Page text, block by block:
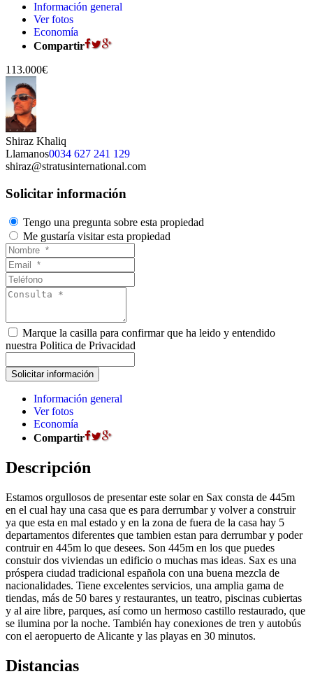
Información general
Ver fotos
Economía
Compartir
113.000€
Shiraz Khaliq
Llamanos0034 627 241 129
shiraz@stratusinternational.com
Solicitar información
Tengo una pregunta sobre esta propiedad
Me gustaría visitar esta propiedad
Marque la casilla para confirmar que ha leido y entendido
nuestra Politica de Privacidad
Información general
Ver fotos
Economía
Compartir
Descripción
Estamos orgullosos de presentar este solar en Sax consta de 445m
en el cual hay una casa que es para derrumbar y volver a construir
ya que esta en mal estado y en la zona de fuera de la casa hay 5
departamentos diferentes que tambien estan para derrumbar y poder
contruir en 445m lo que desees. Son 445m en los que puedes
constuir dos viviendas un edificio o muchas mas ideas. Sax es una
próspera ciudad tradicional española con una buena mezcla de
nacionalidades. Tiene excelentes servicios, una amplia gama de
tiendas, más de 50 bares y restaurantes, un teatro, piscinas cubiertas
y al aire libre, parques, así como un hermoso castillo restaurado, que
se ilumina por la noche. También hay conexiones de tren y autobús
con el aeropuerto de Alicante y las playas en 30 minutos.
Distancias